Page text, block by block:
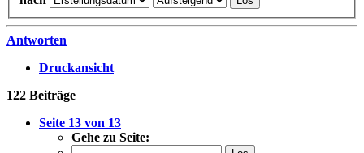
Antworten
Druckansicht
122 Beiträge
Seite 13 von 13
Gehe zu Seite: